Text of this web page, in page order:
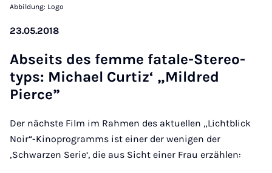
Abbildung: Logo
23.05.2018
Ab­seits des femme fatale-Ste­reo­
typs: Mi­chael Curtiz‘ „Mil­dred
Pierce”
Der nächste Film im Rahmen des aktuellen „Lichtblick
Noir“-Kinoprogramms ist einer der wenigen der
‚Schwarzen Serie‘, die aus Sicht einer Frau erzählen: